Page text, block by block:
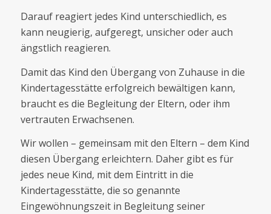
Darauf reagiert jedes Kind unterschiedlich, es
kann neugierig, aufgeregt, unsicher oder auch
ängstlich reagieren.
Damit das Kind den Übergang von Zuhause in die
Kindertagesstätte erfolgreich bewältigen kann,
braucht es die Begleitung der Eltern, oder ihm
vertrauten Erwachsenen.
Wir wollen – gemeinsam mit den Eltern – dem Kind
diesen Übergang erleichtern. Daher gibt es für
jedes neue Kind, mit dem Eintritt in die
Kindertagesstätte, die so genannte
Eingewöhnungszeit in Begleitung seiner